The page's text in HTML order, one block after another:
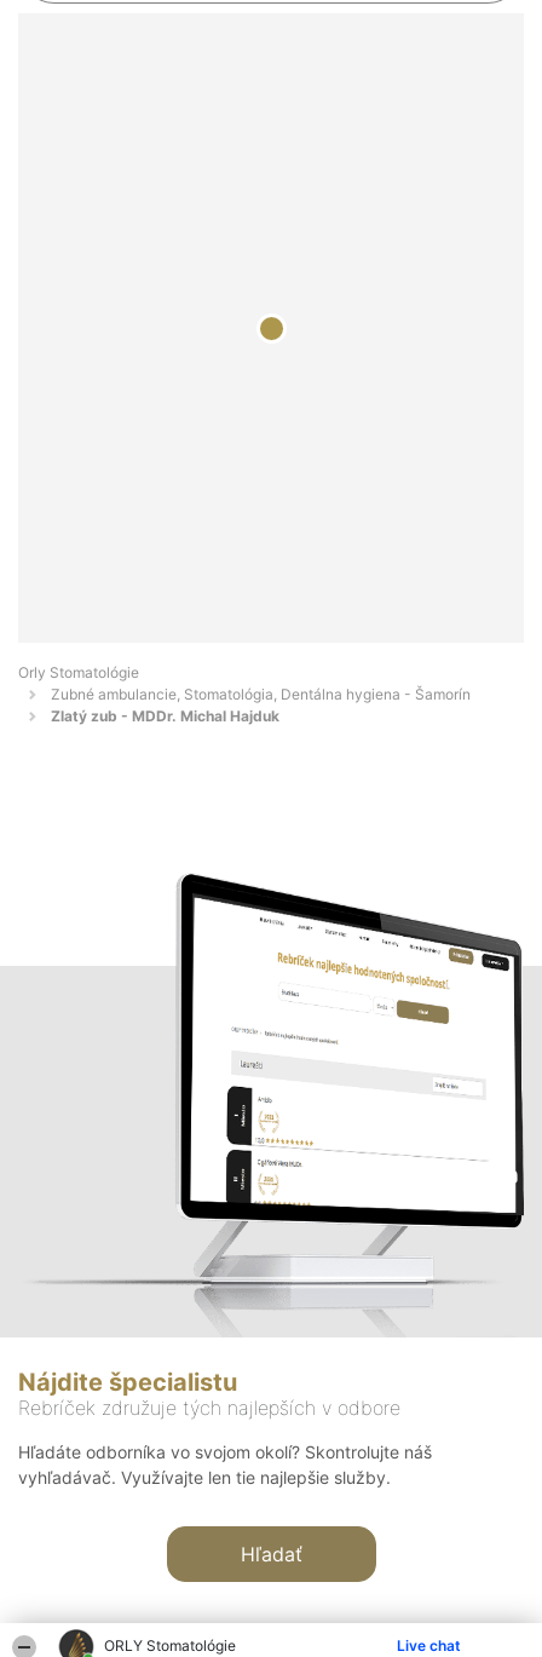
ORLY Stomatológie Live chat
Orly Stomatológie
Zubné ambulancie, Stomatológia, Dentálna hygiena - Šamorín
Zlatý zub - MDDr. Michal Hajduk
Nájdite špecialistu
Rebríček združuje tých najlepších v odbore
Hľadáte odborníka vo svojom okolí? Skontrolujte náš
vyhľadávač. Využívajte len tie najlepšie služby.
Hľadať